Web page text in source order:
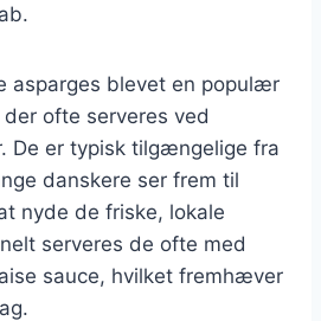
asparges blevet en populær
ofte serveres ved
De er typisk tilgængelige fra
danskere ser frem til
nyde de friske, lokale
serveres de ofte med
sauce, hvilket fremhæver